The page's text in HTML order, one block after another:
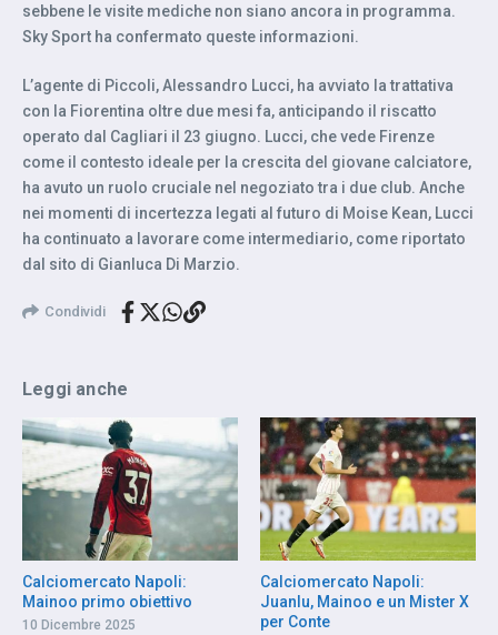
sebbene le visite mediche non siano ancora in programma.
Sky Sport ha confermato queste informazioni.
L’agente di Piccoli, Alessandro Lucci, ha avviato la trattativa
con la Fiorentina oltre due mesi fa, anticipando il riscatto
operato dal Cagliari il 23 giugno. Lucci, che vede Firenze
come il contesto ideale per la crescita del giovane calciatore,
ha avuto un ruolo cruciale nel negoziato tra i due club. Anche
nei momenti di incertezza legati al futuro di Moise Kean, Lucci
ha continuato a lavorare come intermediario, come riportato
dal sito di Gianluca Di Marzio.
Condividi
Leggi anche
Calciomercato Napoli:
Mainoo primo obiettivo
10 Dicembre 2025
Calciomercato Napoli:
Juanlu, Mainoo e un Mister X
per Conte